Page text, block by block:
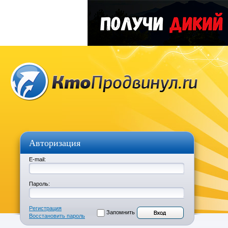
Авторизация
E-mail:
Пароль:
Регистрация
Восстановить пароль
Запомнить